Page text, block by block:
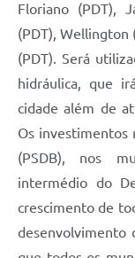
Floriano (PDT),
(PDT), Wellington
(PDT). Será
hidráulica, que
cidade além de
Os investimentos
(PSDB), nos
intermédio do
crescimento de
desenvolvimento